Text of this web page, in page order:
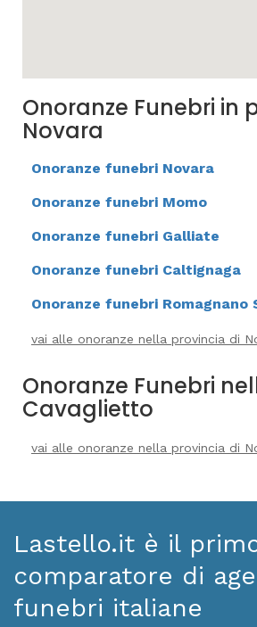
Onoranze Funebri in
Novara
Onoranze funebri Novara
Onoranze funebri Momo
Onoranze funebri Galliate
Onoranze funebri Caltignaga
Onoranze funebri Romagnano
vai alle onoranze nella provincia di
Onoranze Funebri
Cavaglietto
vai alle onoranze nella provincia di
Lastello.it è il
comparatore di
funebri italiane